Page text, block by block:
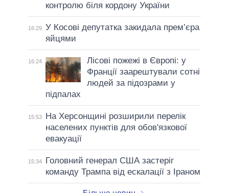
контролю біля кордону України
16:29 У Косові депутатка закидала прем’єра
яйцями
16:24
Лісові пожежі в Європі: у
Франції заарештували сотні
людей за підозрами у
підпалах
15:53
На Херсонщині розширили перелік
населених пунктів для обов'язкової
евакуації
15:34
Головний генерал США застеріг
команду Трампа від ескалації з Іраном